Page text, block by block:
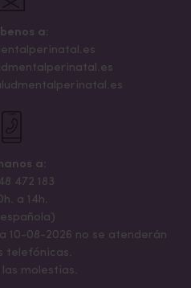
a:
a:
472 183
a 14h.
10-08-2026 no se atenderán
telefónicas.
las molestias.